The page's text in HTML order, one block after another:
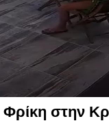
Φρίκη στην